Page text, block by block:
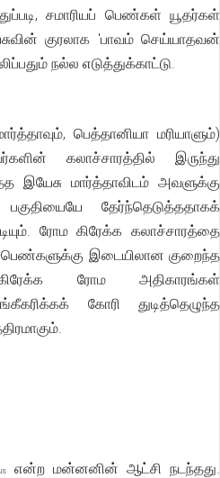
சமாரியப் பெண்கள் யூதர்கள்
குரலாக 'பாவம் செய்யாதவன்
நல்ல எடுத்துக்காட்டு.
பெத்தானியா மரியாளும்)
கலாச்சாரத்தில் இருந்து
இயேசு மார்த்தாவிடம் அவளுக்கு
தேர்ந்தெடுத்ததாகக்
ரோம கிரேக்க கலாச்சாரத்தை
இடையிலான குறைந்த
ரோம அதிகாரங்கள்
கோரி துடித்தெழுந்த
என்ற மன்னனின் ஆட்சி நடந்தது.